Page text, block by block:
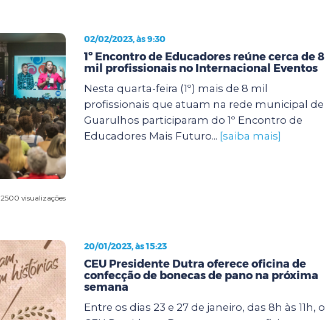
2500 visualizações
02/02/2023, às 9:30
1º Encontro de Educadores reúne cerca de 8
mil profissionais no Internacional Eventos
Nesta quarta-feira (1º) mais de 8 mil
profissionais que atuam na rede municipal de
Guarulhos participaram do 1º Encontro de
Educadores Mais Futuro... [saiba mais]
20/01/2023, às 15:23
CEU Presidente Dutra oferece oficina de
confecção de bonecas de pano na próxima
semana
Entre os dias 23 e 27 de janeiro, das 8h às 11h, o